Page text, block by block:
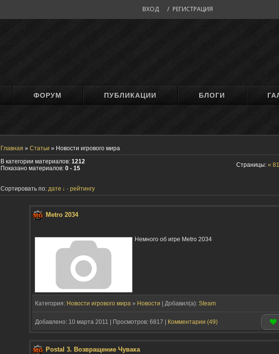
ВХОД / РЕГИСТРАЦИЯ
ФОРУМ ПУБЛИКАЦИИ БЛОГИ
Главная » Статьи » Новости игрового мира
В категории материалов: 1212
Показано материалов: 0 - 15 Страницы: « 81
Сортировать по: дате рейтингу
Metro 2034
Немного об игре Metro 2034
Категория: Новости игрового мира » Новости | Добавил(a): Steam
Добавлено: 10 марта 2011 | Просмотров: 6817 | Комментарии (49)
Postal 3. Возвращение Чувака